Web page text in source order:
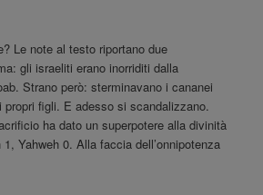
Le note al testo riportano due
gli israeliti erano inorriditi dalla
Strano però: sterminavano i cananei
figli. E adesso si scandalizzano.
ha dato un superpotere alla divinità
Yahweh 0. Alla faccia dell’onnipotenza